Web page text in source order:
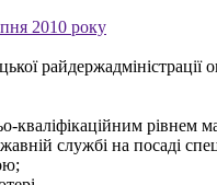
2010 року
райдержадміністрації
кваліфікаційним рівнем
службі на посаді